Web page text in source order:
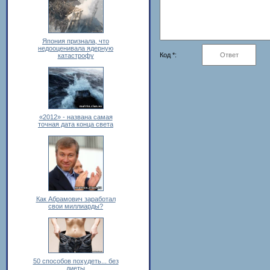
Япония признала, что
недооценивала ядерную
катастрофу
«2012» - названа самая
точная дата конца света
Как Абрамович заработал
свои миллиарды?
50 способов похудеть... без
диеты
Код *: